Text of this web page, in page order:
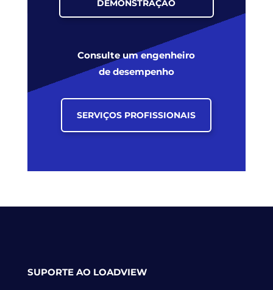
DEMONSTRAÇÃO
Consulte um engenheiro
de desempenho
SERVIÇOS PROFISSIONAIS
SUPORTE AO LOADVIEW